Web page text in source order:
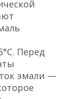
Перед
эмали —